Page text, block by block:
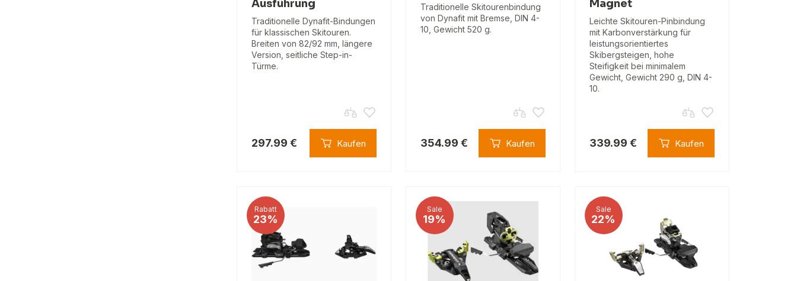
Ausführung
Traditionelle Dynafit-Bindungen
für klassischen Skitouren.
Breiten von 82/92 mm, längere
Version, seitliche Step-in-
Türme.
297.99 € Kaufen
Traditionelle Skitourenbindung
von Dynafit mit Bremse, DIN 4-
10, Gewicht 520 g.
354.99 € Kaufen
Magnet
Leichte Skitouren-Pinbindung
mit Karbonverstärkung für
leistungsorientiertes
Skibergsteigen, hohe
Steifigkeit bei minimalem
Gewicht, Gewicht 290 g, DIN 4-
10.
339.99 € Kaufen
Rabatt
23%
Sale
19%
Sale
22%